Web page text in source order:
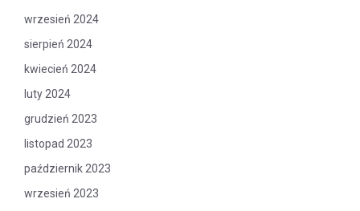
wrzesień 2024
sierpień 2024
kwiecień 2024
luty 2024
grudzień 2023
listopad 2023
październik 2023
wrzesień 2023